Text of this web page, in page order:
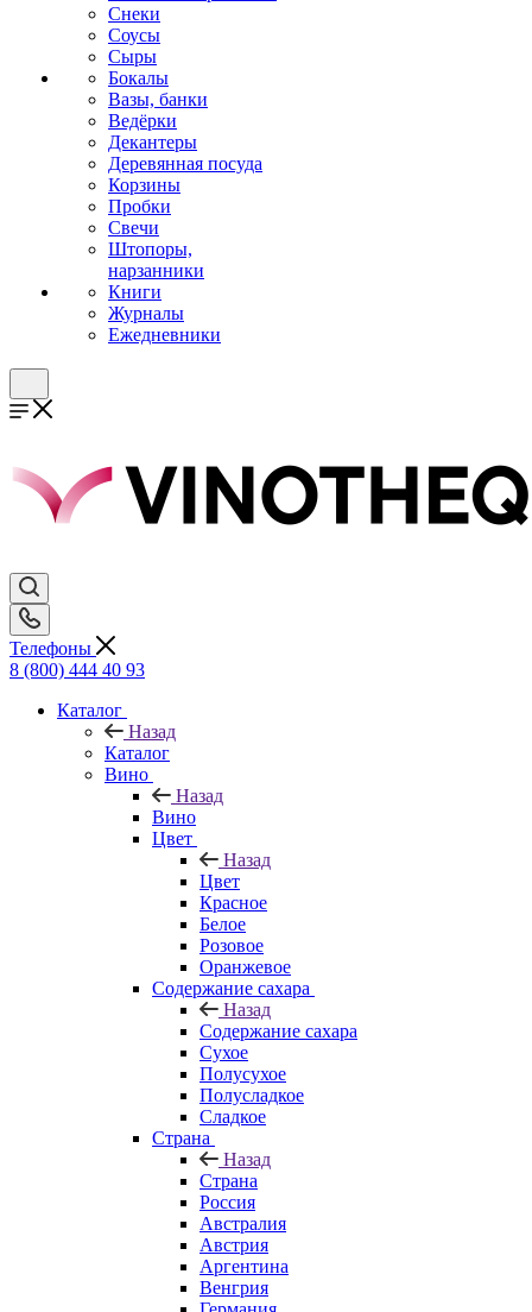
Снеки
Соусы
Сыры
Бокалы
Вазы, банки
Ведёрки
Декантеры
Деревянная посуда
Корзины
Пробки
Свечи
Штопоры,
нарзанники
Книги
Журналы
Ежедневники
Телефоны
8 (800) 444 40 93
Каталог
Назад
Каталог
Вино
Назад
Вино
Цвет
Назад
Цвет
Красное
Белое
Розовое
Оранжевое
Содержание сахара
Назад
Содержание сахара
Сухое
Полусухое
Полусладкое
Сладкое
Страна
Назад
Страна
Россия
Австралия
Австрия
Аргентина
Венгрия